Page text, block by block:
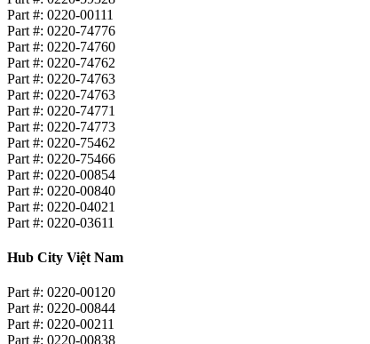
Part #: 0220-00111
Part #: 0220-74776
Part #: 0220-74760
Part #: 0220-74762
Part #: 0220-74763
Part #: 0220-74763
Part #: 0220-74771
Part #: 0220-74773
Part #: 0220-75462
Part #: 0220-75466
Part #: 0220-00854
Part #: 0220-00840
Part #: 0220-04021
Part #: 0220-03611
Hub City Việt Nam
Part #: 0220-00120
Part #: 0220-00844
Part #: 0220-00211
Part #: 0220-00838